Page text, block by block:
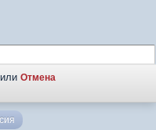
или Отмена